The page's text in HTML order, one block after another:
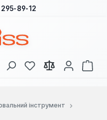
89-12
У вас є 0 у списку
інструмент